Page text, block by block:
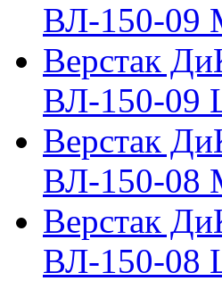
ВЛ-150-
Верстак
ВЛ-150-09
Верстак
ВЛ-150-
Верстак
ВЛ-150-08